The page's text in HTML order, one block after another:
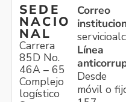
SEDE
NACIO
NAL
Carrera
85D No.
46A – 65
Complejo
logístico
Correo
Línea
Desde
móvil o